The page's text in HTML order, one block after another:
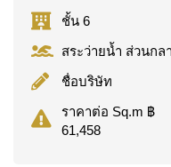
ชั้น 6
สระว่ายน้ำ ส่วนกล
ชื่อบริษัท
ราคาต่อ Sq.m ฿
61,458